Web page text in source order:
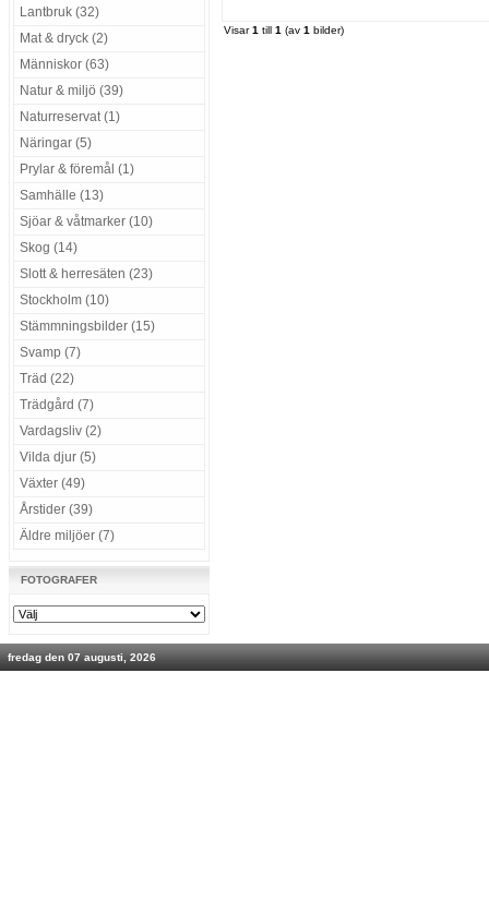
Lantbruk (32)
Mat & dryck (2)
Människor (63)
Natur & miljö (39)
Naturreservat (1)
Näringar (5)
Prylar & föremål (1)
Samhälle (13)
Sjöar & våtmarker (10)
Skog (14)
Slott & herresäten (23)
Stockholm (10)
Stämmningsbilder (15)
Svamp (7)
Träd (22)
Trädgård (7)
Vardagsliv (2)
Vilda djur (5)
Växter (49)
Årstider (39)
Äldre miljöer (7)
FOTOGRAFER
Visar1 till 1 (av 1 bilder)
fredag den 07 augusti, 2026